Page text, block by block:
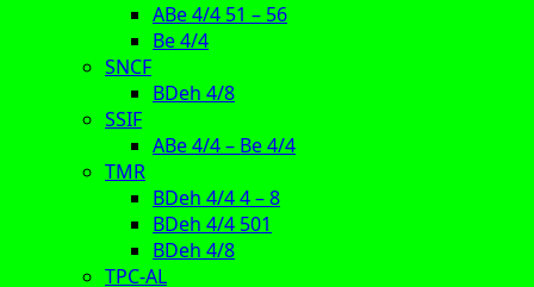
ABe 4/4 51 – 56
Be 4/4
SNCF
BDeh 4/8
SSIF
ABe 4/4 – Be 4/4
TMR
BDeh 4/4 4 – 8
BDeh 4/4 501
BDeh 4/8
TPC-AL